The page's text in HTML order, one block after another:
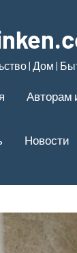
| Дом |
Авторам
Новости